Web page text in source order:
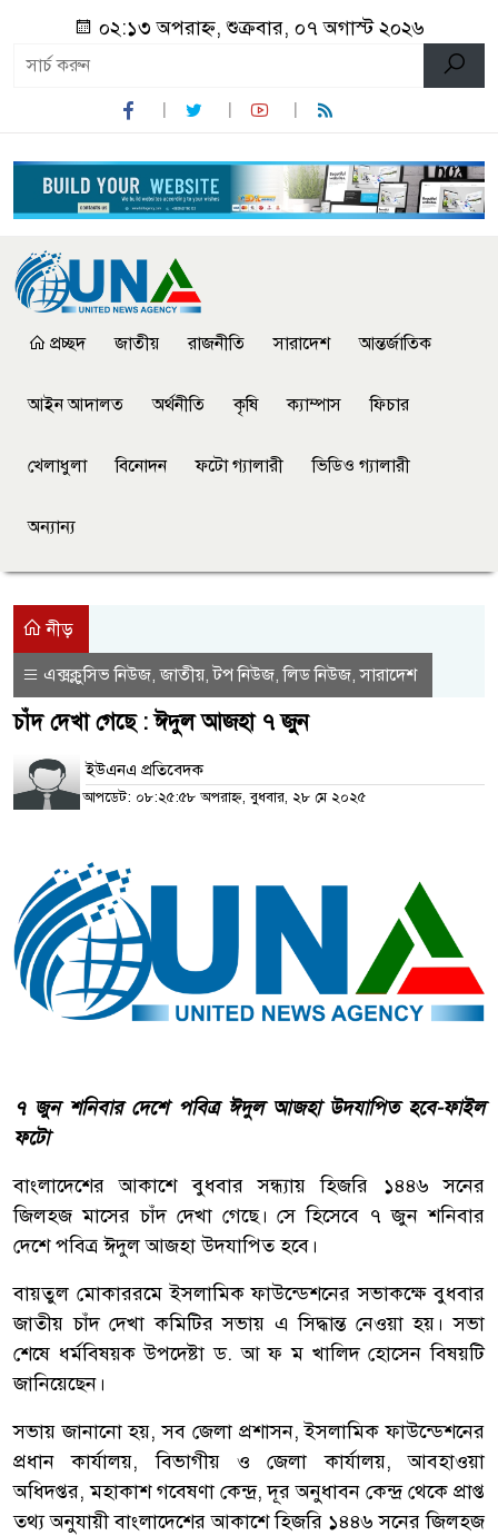
০২:১৩ অপরাহ্ন, শুক্রবার, ০৭ অগাস্ট ২০২৬
প্রচ্ছদ জাতীয় রাজনীতি সারাদেশ আন্তর্জাতিক
আইন আদালত অর্থনীতি কৃষি ক্যাম্পাস ফিচার
খেলাধুলা বিনোদন ফটো গ্যালারী ভিডিও গ্যালারী
অন্যান্য
নীড়
এক্সক্লুসিভ নিউজ,জাতীয়,টপ নিউজ,লিড নিউজ,সারাদেশ
চাঁদ দেখা গেছে : ঈদুল আজহা ৭ জুন
ইউএনএ প্রতিবেদক
আপডেট: ০৮:২৫:৫৮ অপরাহ্ন, বুধবার, ২৮ মে ২০২৫
৭ জুন শনিবার দেশে পবিত্র ঈদুল আজহা উদযাপিত হবে-ফাইল
ফটো
বাংলাদেশের আকাশে বুধবার সন্ধ্যায় হিজরি ১৪৪৬ সনের
জিলহজ মাসের চাঁদ দেখা গেছে। সে হিসেবে ৭ জুন শনিবার
দেশে পবিত্র ঈদুল আজহা উদযাপিত হবে।
বায়তুল মোকাররমে ইসলামিক ফাউন্ডেশনের সভাকক্ষে বুধবার
জাতীয় চাঁদ দেখা কমিটির সভায় এ সিদ্ধান্ত নেওয়া হয়। সভা
শেষে ধর্মবিষয়ক উপদেষ্টা ড. আ ফ ম খালিদ হোসেন বিষয়টি
জানিয়েছেন।
সভায় জানানো হয়, সব জেলা প্রশাসন, ইসলামিক ফাউন্ডেশনের
প্রধান কার্যালয়, বিভাগীয় ও জেলা কার্যালয়, আবহাওয়া
অধিদপ্তর, মহাকাশ গবেষণা কেন্দ্র, দূর অনুধাবন কেন্দ্র থেকে প্রাপ্ত
তথ্য অনুযায়ী বাংলাদেশের আকাশে হিজরি ১৪৪৬ সনের জিলহজ